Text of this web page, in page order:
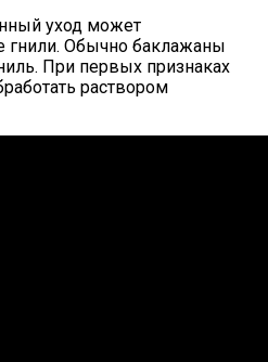
уход может
гнили. Обычно баклажаны
При первых признаках
раствором